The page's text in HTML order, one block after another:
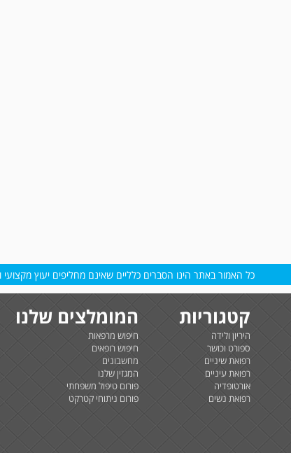
כל האמור באתר הינו הסברים כלליים שאינם מחליפים יעוץ
קטגוריות
היריון ולידה
ספורט וכושר
רפואת שיניים
רפואת עיניים
אורטופדיה
רפואת נשים
המומלצים שלנו
חיפוש מרפאות
חיפוש רופאים
מחשבונים
המגזין שלנו
פורום טיפול משפחתי
פורום ניתוחי קטרקט